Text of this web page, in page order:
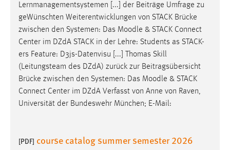
Lernmanagementsystemen [...] der Beiträge Umfrage zu
geWünschten Weiterentwicklungen von STACK Brücke
zwischen den Systemen: Das Moodle & STACK Connect
Center im DZdA STACK in der Lehre: Students as STACK-
ers Feature: D3js-Datenvisu [...] Thomas Skill
(Leitungsteam des DZdA) zurück zur Beitragsübersicht
Brücke zwischen den Systemen: Das Moodle & STACK
Connect Center im DZdA Verfasst von Anne von Raven,
Universität der Bundeswehr München; E-Mail:
[PDF] course catalog summer semester 2026